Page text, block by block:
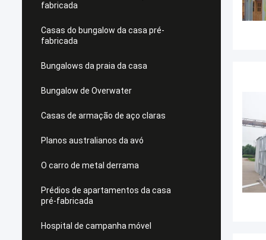
fabricada
Casas do bungalow da casa pré-
fabricada
Bungalows da praia da casa
Bungalow de Overwater
Casas de armação de aço claras
Planos australianos da avó
O carro de metal derrama
Prédios de apartamentos da casa
pré-fabricada
Hospital de campanha móvel